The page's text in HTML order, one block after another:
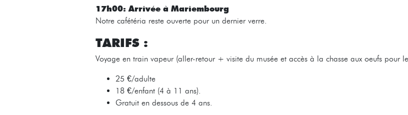
17h00: Arrivée à Mariembourg
Notre cafétéria reste ouverte pour un dernier verre.
TARIFS :
Voyage en train vapeur (aller-retour + visite du musée et accès à la chasse aux oeufs pour
25 €/adulte
18 €/enfant (4 à 11 ans).
Gratuit en dessous de 4 ans.